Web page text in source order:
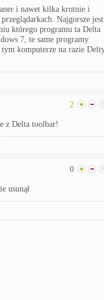
i nawet kilka krotnie i
Najgorsze jest
którego programu ta Delta
7, te same programy
komputerze na razie
2
z Delta toolbar!
0
usunął